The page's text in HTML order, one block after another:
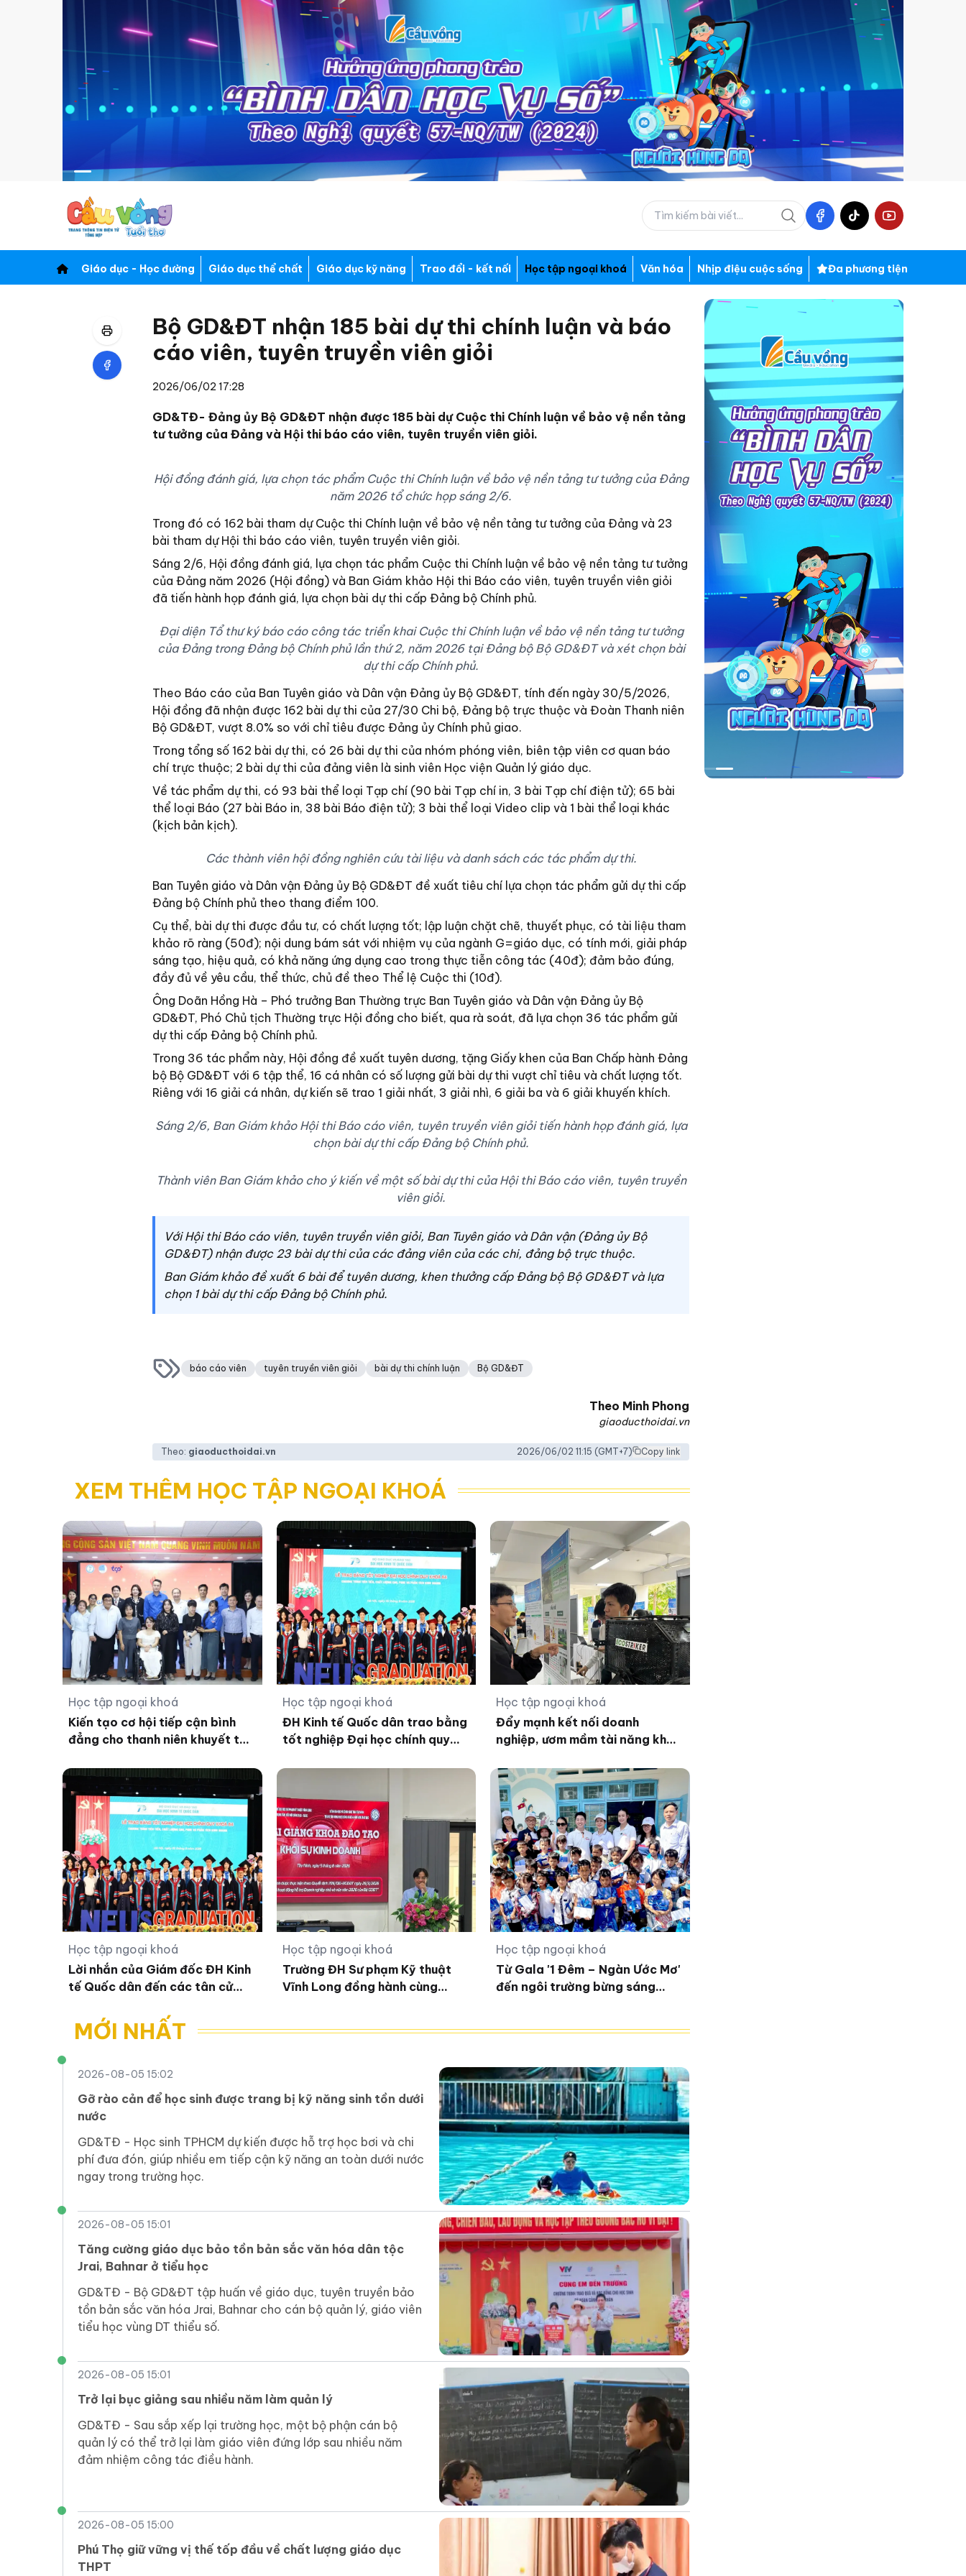
Giáo dục - Học đường Giáo dục thể chất Giáo dục kỹ năng Trao đổi - kết nối Học tập ngoại khoá Văn hóa Nhịp điệu cuộc sống Đa phương tiện
Bộ GD&ĐT nhận 185 bài dự thi chính luận và báo
cáo viên, tuyên truyền viên giỏi
2026/06/02 17:28
GD&TĐ- Đảng ủy Bộ GD&ĐT nhận được 185 bài dự Cuộc thi Chính luận về bảo vệ nền tảng
tư tưởng của Đảng và Hội thi báo cáo viên, tuyên truyền viên giỏi.
Hội đồng đánh giá, lựa chọn tác phẩm Cuộc thi Chính luận về bảo vệ nền tảng tư tưởng của Đảng
năm 2026 tổ chức họp sáng 2/6.
Trong đó có 162 bài tham dự Cuộc thi Chính luận về bảo vệ nền tảng tư tưởng của Đảng và 23
bài tham dự Hội thi báo cáo viên, tuyên truyền viên giỏi.
Sáng 2/6, Hội đồng đánh giá, lựa chọn tác phẩm Cuộc thi Chính luận về bảo vệ nền tảng tư tưởng
của Đảng năm 2026 (Hội đồng) và Ban Giám khảo Hội thi Báo cáo viên, tuyên truyền viên giỏi
đã tiến hành họp đánh giá, lựa chọn bài dự thi cấp Đảng bộ Chính phủ.
Đại diện Tổ thư ký báo cáo công tác triển khai Cuộc thi Chính luận về bảo vệ nền tảng tư tưởng
của Đảng trong Đảng bộ Chính phủ lần thứ 2, năm 2026 tại Đảng bộ Bộ GD&ĐT và xét chọn bài
dự thi cấp Chính phủ.
Theo Báo cáo của Ban Tuyên giáo và Dân vận Đảng ủy Bộ GD&ĐT, tính đến ngày 30/5/2026,
Hội đồng đã nhận được 162 bài dự thi của 27/30 Chi bộ, Đảng bộ trực thuộc và Đoàn Thanh niên
Bộ GD&ĐT, vượt 8.0% so với chỉ tiêu được Đảng ủy Chính phủ giao.
Trong tổng số 162 bài dự thi, có 26 bài dự thi của nhóm phóng viên, biên tập viên cơ quan báo
chí trực thuộc; 2 bài dự thi của đảng viên là sinh viên Học viện Quản lý giáo dục.
Về tác phẩm dự thi, có 93 bài thể loại Tạp chí (90 bài Tạp chí in, 3 bài Tạp chí điện tử); 65 bài
thể loại Báo (27 bài Báo in, 38 bài Báo điện tử); 3 bài thể loại Video clip và 1 bài thể loại khác
(kịch bản kịch).
Các thành viên hội đồng nghiên cứu tài liệu và danh sách các tác phẩm dự thi.
Ban Tuyên giáo và Dân vận Đảng ủy Bộ GD&ĐT đề xuất tiêu chí lựa chọn tác phẩm gửi dự thi cấp
Đảng bộ Chính phủ theo thang điểm 100.
Cụ thể, bài dự thi được đầu tư, có chất lượng tốt; lập luận chặt chẽ, thuyết phục, có tài liệu tham
khảo rõ ràng (50đ); nội dung bám sát với nhiệm vụ của ngành G=giáo dục, có tính mới, giải pháp
sáng tạo, hiệu quả, có khả năng ứng dụng cao trong thực tiễn công tác (40đ); đảm bảo đúng,
đầy đủ về yêu cầu, thể thức, chủ đề theo Thể lệ Cuộc thi (10đ).
Ông Doãn Hồng Hà – Phó trưởng Ban Thường trực Ban Tuyên giáo và Dân vận Đảng ủy Bộ
GD&ĐT, Phó Chủ tịch Thường trực Hội đồng cho biết, qua rà soát, đã lựa chọn 36 tác phẩm gửi
dự thi cấp Đảng bộ Chính phủ.
Trong 36 tác phẩm này, Hội đồng đề xuất tuyên dương, tặng Giấy khen của Ban Chấp hành Đảng
bộ Bộ GD&ĐT với 6 tập thể, 16 cá nhân có số lượng gửi bài dự thi vượt chỉ tiêu và chất lượng tốt.
Riêng với 16 giải cá nhân, dự kiến sẽ trao 1 giải nhất, 3 giải nhì, 6 giải ba và 6 giải khuyến khích.
Sáng 2/6, Ban Giám khảo Hội thi Báo cáo viên, tuyên truyền viên giỏi tiến hành họp đánh giá, lựa
chọn bài dự thi cấp Đảng bộ Chính phủ.
Thành viên Ban Giám khảo cho ý kiến về một số bài dự thi của Hội thi Báo cáo viên, tuyên truyền
viên giỏi.
Với Hội thi Báo cáo viên, tuyên truyền viên giỏi, Ban Tuyên giáo và Dân vận (Đảng ủy Bộ
GD&ĐT) nhận được 23 bài dự thi của các đảng viên của các chi, đảng bộ trực thuộc.
Ban Giám khảo đề xuất 6 bài để tuyên dương, khen thưởng cấp Đảng bộ Bộ GD&ĐT và lựa
chọn 1 bài dự thi cấp Đảng bộ Chính phủ.
báo cáo viên tuyên truyền viên giỏi bài dự thi chính luận Bộ GD&ĐT
Theo Minh Phong
giaoducthoidai.vn
Theo: giaoducthoidai.vn 2026/06/02 11:15 (GMT+7) Copy link
XEM THÊM HỌC TẬP NGOẠI KHOÁ
Học tập ngoại khoá
Kiến tạo cơ hội tiếp cận bình
đẳng cho thanh niên khuyết tật
Học tập ngoại khoá
ĐH Kinh tế Quốc dân trao bằng
tốt nghiệp Đại học chính quy
Học tập ngoại khoá
Đẩy mạnh kết nối doanh
nghiệp, ươm mầm tài năng khởi
Học tập ngoại khoá
Lời nhắn của Giám đốc ĐH Kinh
tế Quốc dân đến các tân cử
Học tập ngoại khoá
Trường ĐH Sư phạm Kỹ thuật
Vĩnh Long đồng hành cùng
Học tập ngoại khoá
Từ Gala '1 Đêm – Ngàn Ước Mơ'
đến ngôi trường bừng sáng
MỚI NHẤT
2026-08-05 15:02
Gỡ rào cản để học sinh được trang bị kỹ năng sinh tồn dưới
nước
GD&TĐ - Học sinh TPHCM dự kiến được hỗ trợ học bơi và chi
phí đưa đón, giúp nhiều em tiếp cận kỹ năng an toàn dưới nước
ngay trong trường học.
2026-08-05 15:01
Tăng cường giáo dục bảo tồn bản sắc văn hóa dân tộc
Jrai, Bahnar ở tiểu học
GD&TĐ - Bộ GD&ĐT tập huấn về giáo dục, tuyên truyền bảo
tồn bản sắc văn hóa Jrai, Bahnar cho cán bộ quản lý, giáo viên
tiểu học vùng DT thiểu số.
2026-08-05 15:01
Trở lại bục giảng sau nhiều năm làm quản lý
GD&TĐ - Sau sắp xếp lại trường học, một bộ phận cán bộ
quản lý có thể trở lại làm giáo viên đứng lớp sau nhiều năm
đảm nhiệm công tác điều hành.
2026-08-05 15:00
Phú Thọ giữ vững vị thế tốp đầu về chất lượng giáo dục
THPT